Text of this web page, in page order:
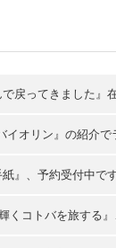
で戻ってきました』
イオリン』の紹介で
』、予約受付中で
くコトバを旅する』